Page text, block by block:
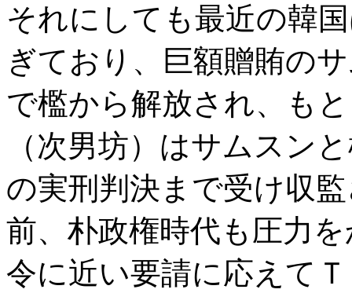
それにしても最近の韓
ぎており、巨額贈賄の
で檻から解放され、も
（次男坊）はサムスン
の実刑判決まで受け収
前、朴政権時代も圧力
令に近い要請に応えて